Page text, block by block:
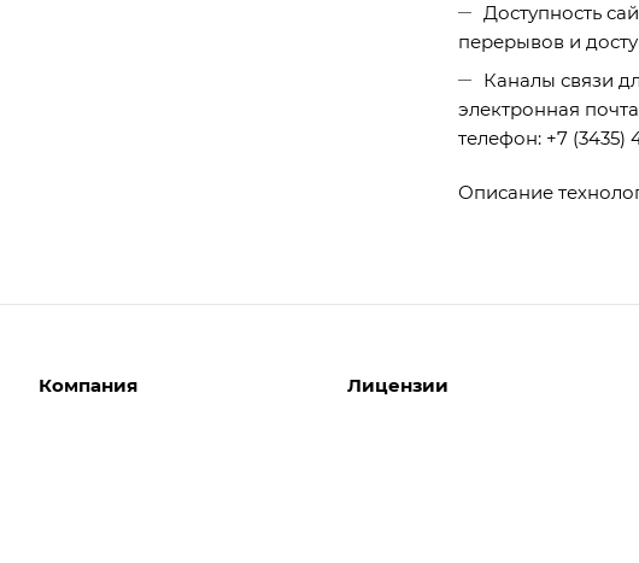
Доступность
перерывов и
Каналы связи
электронная
телефон: +7 (3435)
Описание
Компания Лицензии